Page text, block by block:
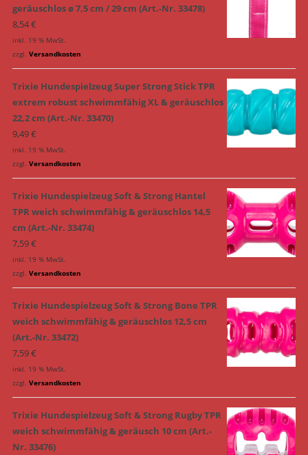
geräuschlos ø 7,5 cm / 29 cm (Art.-Nr. 33478)
8,54€
inkl. 19 % MwSt.
zzgl. Versandkosten
Trixie Hundespielzeug Super Strong Stick TPR
extrem robust schwimmfähig XL & geräuschlos
22,2 cm (Art.-Nr. 33470)
9,49€
inkl. 19 % MwSt.
zzgl. Versandkosten
Trixie Hundespielzeug Soft & Strong Hantel
TPR weich schwimmfähig & geräuschlos 14,5
cm (Art.-Nr. 33474)
7,59€
inkl. 19 % MwSt.
zzgl. Versandkosten
Trixie Hundespielzeug Soft & Strong Bone TPR
weich schwimmfähig & geräuschlos 12,5 cm
(Art.-Nr. 33472)
7,59€
inkl. 19 % MwSt.
zzgl. Versandkosten
Trixie Hundespielzeug Soft & Strong Rugby TPR
weich schwimmfähig & geräusch 10 cm (Art.-
Nr. 33476)